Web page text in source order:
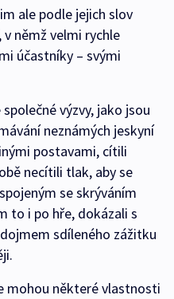
ale podle jejich slov
němž velmi rychle
účastníky – svými
výzvy, jako jsou
neznámých jeskyní
postavami, cítili
necítili tlak, aby se
se skrýváním
to i po hře, dokázali s
sdíleného zážitku
mohou některé vlastnosti